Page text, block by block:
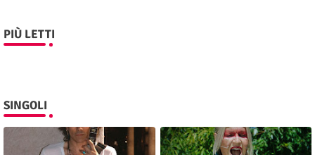
PIÙ LETTI
SINGOLI